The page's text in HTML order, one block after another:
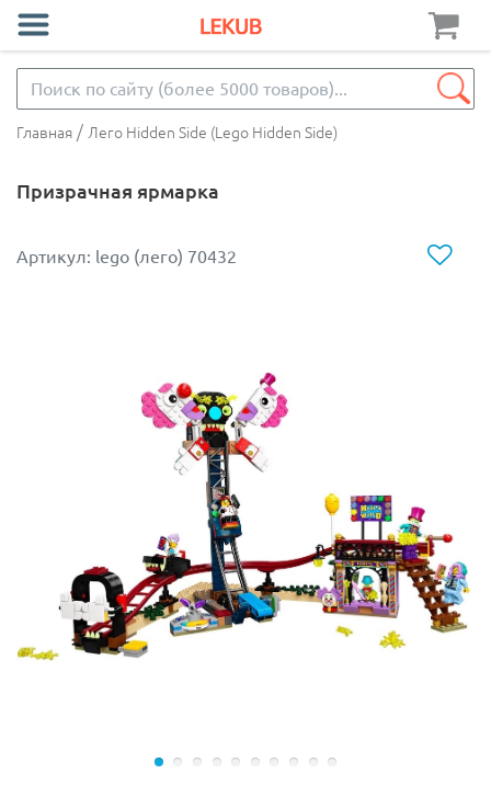
Главная / Лего Hidden Side (Lego Hidden Side)
Призрачная ярмарка
Артикул: lego (лего) 70432